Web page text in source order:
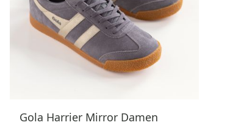
Gola Harrier Mirror Damen